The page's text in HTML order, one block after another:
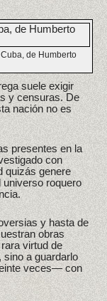
de Humberto
suele exigir
y censuras. De
nación no es
presentes en la
con
quizás genere
universo roquero
y hasta de
obras
virtud de
sino a guardarlo
veces— con